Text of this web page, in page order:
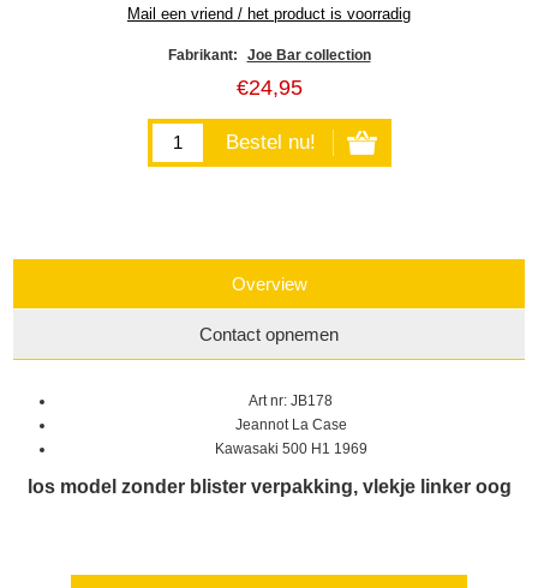
Fabrikant: Joe Bar collection
€24,95
Overview
Contact opnemen
Art nr: JB178
Jeannot La Case
Kawasaki 500 H1 1969
los model zonder blister verpakking, vlekje linker oog